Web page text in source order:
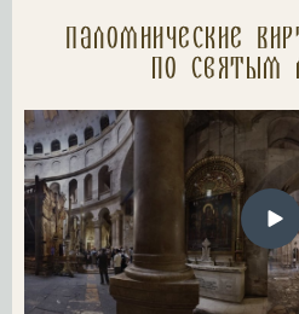
Паломнические
по святым